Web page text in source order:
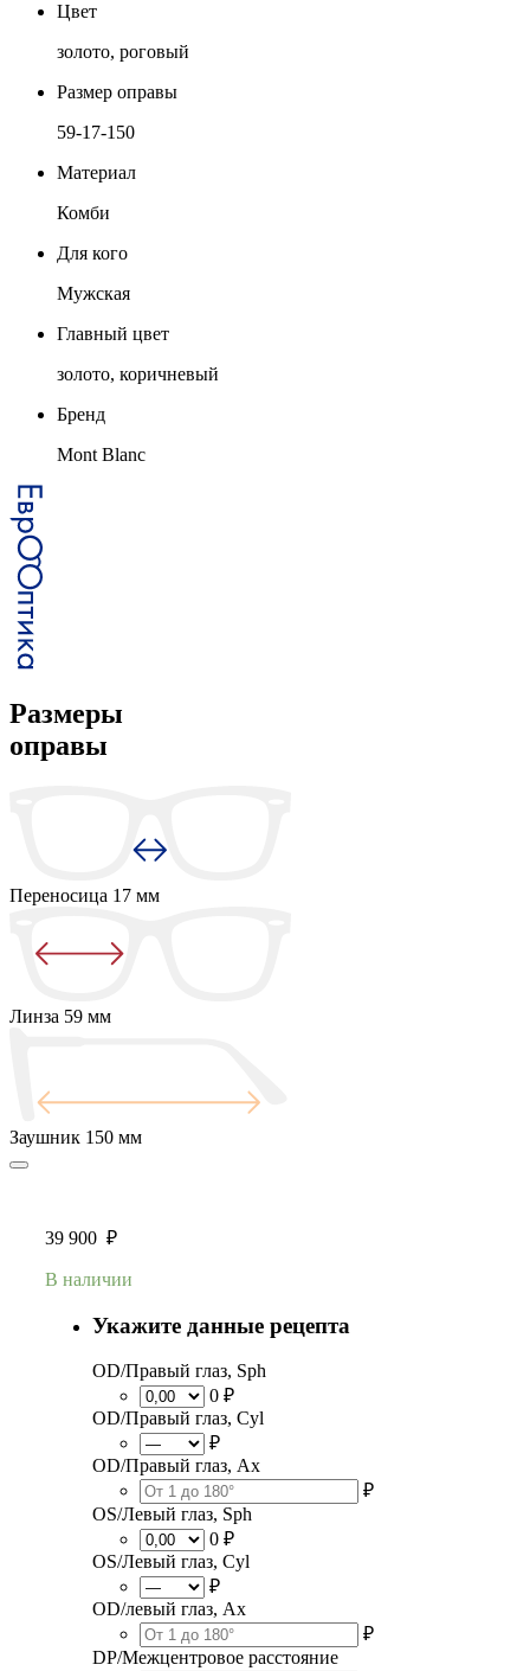
Цвет
золото, роговый
Размер оправы
59-17-150
Материал
Комби
Для кого
Мужская
Главный цвет
золото, коричневый
Бренд
Mont Blanc
Размеры
оправы
Переносица 17 мм
Линза 59 мм
Заушник 150 мм
39 900 ₽
В наличии
Укажите данные рецепта
OD/Правый глаз, Sph
0 ₽
OD/Правый глаз, Cyl
₽
OD/Правый глаз, Ax
₽
OS/Левый глаз, Sph
0 ₽
OS/Левый глаз, Cyl
₽
OD/левый глаз, Ax
₽
DP/Межцентровое расстояние